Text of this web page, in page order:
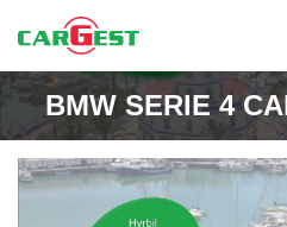
BMW SERIE 4